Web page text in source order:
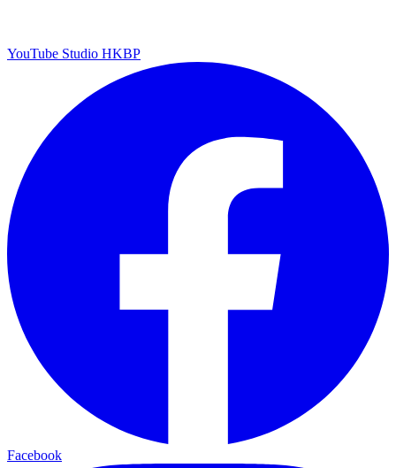
YouTube Studio HKBP
Facebook